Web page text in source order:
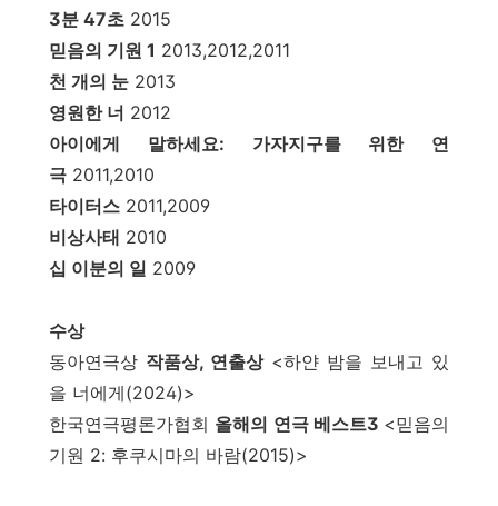
3분 47초 2015
믿음의 기원 1 2013,2012,2011
천 개의 눈 2013
영원한 너 2012
아이에게 말하세요: 가자지구를 위한 연
극 2011,2010
타이터스 2011,2009
비상사태 2010
십 이분의 일 2009
수상
동아연극상 작품상, 연출상 <하얀 밤을 보내고 있
을 너에게(2024)>
한국연극평론가협회 올해의 연극 베스트3 <믿음의
기원 2: 후쿠시마의 바람(2015)>